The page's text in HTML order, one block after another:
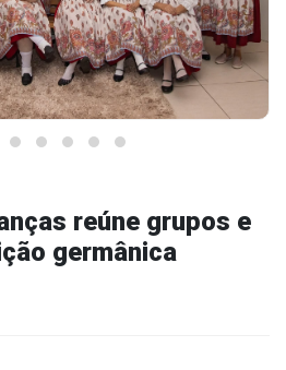
reúne grupos e
germânica